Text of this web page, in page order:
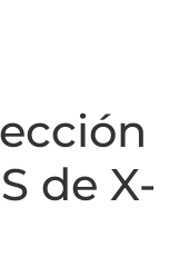
de X-